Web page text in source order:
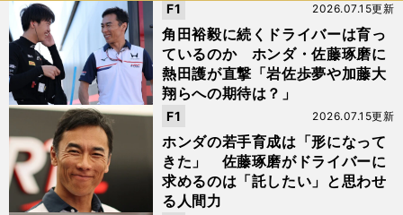
ポ
ル
テ
ィ
バ
角田裕毅に続くドライバーは育っ
ているのか ホンダ・佐藤琢磨に
熱田護が直撃「岩佐歩夢や加藤大
翔らへの期待は？」
2026.07.15更新
F1
ホンダの若手育成は「形になって
きた」 佐藤琢磨がドライバーに
求めるのは「託したい」と思わせ
る人間力
2026.07.15更新
F1